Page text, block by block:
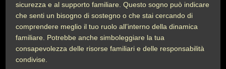
sicurezza e al supporto familiare. Questo sogno può indicare
che senti un bisogno di sostegno o che stai cercando di
comprendere meglio il tuo ruolo all’interno della dinamica
familiare. Potrebbe anche simboleggiare la tua
consapevolezza delle risorse familiari e delle responsabilità
condivise.